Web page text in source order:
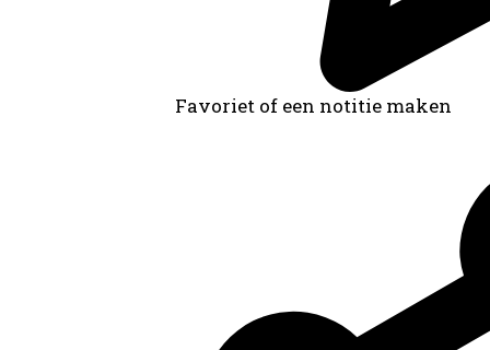
Favoriet of een notitie maken